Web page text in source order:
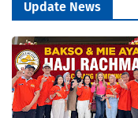
Update News